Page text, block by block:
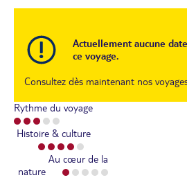
Actuellement aucune
ce voyage.
Consultez dès maintenant nos
Rythme du voyage
Histoire & culture
Au cœur de la
nature